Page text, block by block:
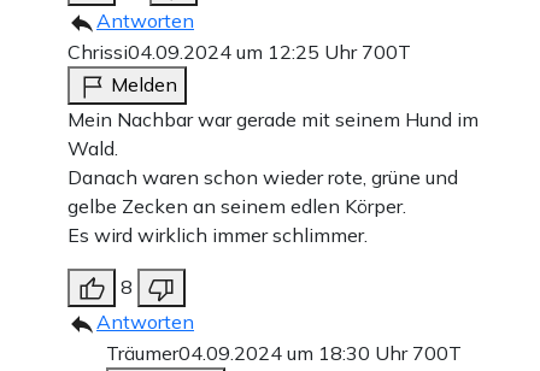
Antworten
Chrissi04.09.2024 um 12:25 Uhr 700T
Melden
Mein Nachbar war gerade mit seinem Hund im
Wald.
Danach waren schon wieder rote, grüne und
gelbe Zecken an seinem edlen Körper.
Es wird wirklich immer schlimmer.
8
Antworten
Träumer04.09.2024 um 18:30 Uhr 700T